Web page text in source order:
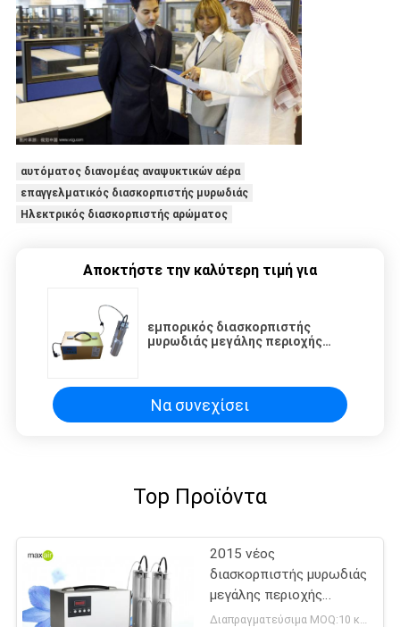
αυτόματος διανομέας αναψυκτικών αέρα
επαγγελματικός διασκορπιστής μυρωδιάς
Ηλεκτρικός διασκορπιστής αρώματος
Αποκτήστε την καλύτερη τιμή για
εμπορικός διασκορπιστής
μυρωδιάς μεγάλης περιοχής
αγορών
Να συνεχίσει
Top Προϊόντα
2015 νέος
διασκορπιστής μυρωδιάς
μεγάλης περιοχής
ψεκαστήρων άφιξης